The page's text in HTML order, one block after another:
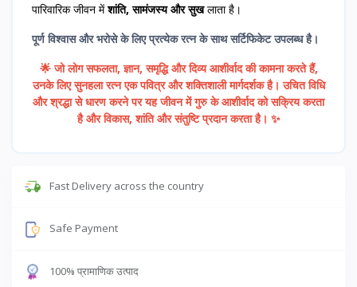
पारिवारिक जीवन मेंशांति, सामंजस्य और सुखलाता है।
पूर्ण विश्वास और भरोसे के लिए प्रत्येक रत्न के साथ सर्टिफिकेट उपलब्ध है।
🌟 जो लोग सफलता, ज्ञान, समृद्धि और दिव्य आशीर्वाद की कामना करते हैं,
उनके लिए सुनहला रत्न एक पवित्र और शक्तिशाली मार्गदर्शक है। उचित विधि
और श्रद्धा से धारण करने पर यह जीवन में गुरु के आशीर्वाद को सक्रिय करता
है और विकास, शांति और संतुष्टि प्रदान करता है। ✨
Fast Delivery across the country
Safe Payment
100% प्रामाणिक उत्पाद